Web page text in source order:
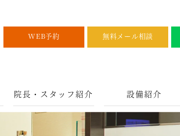
WEB予約 無料メール相談
院長・スタッフ紹介 設備紹介